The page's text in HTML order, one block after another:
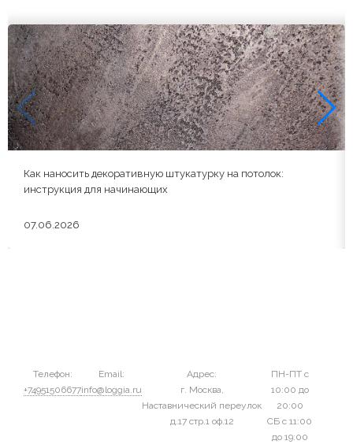
Как наносить декоративную штукатурку на потолок:
инструкция для начинающих
07.06.2026
Телефон:
+74951506677
Email:
info@loggia.ru
Адрес:
г. Москва,
Наставнический переулок
д.17 стр.1 оф.12
ПН-ПТ с
10:00 до
20:00
СБ с 11:00
до 19:00